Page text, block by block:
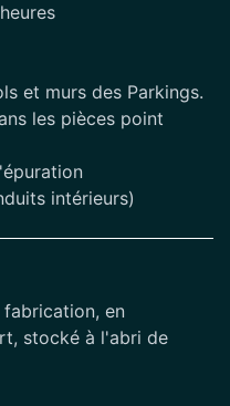
et murs des Parkings.
les pièces point
intérieurs)
en
stocké à l'abri de